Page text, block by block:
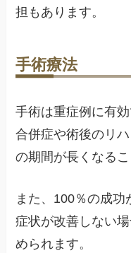
担もあります。
手術療法
手術は重症例に有
合併症や術後のリ
の期間が長くなるこ
また、100％の成功
症状が改善しない
められます。